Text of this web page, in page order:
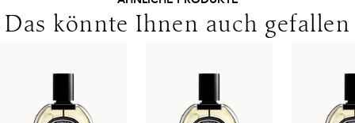
Das könnte Ihnen auch gefallen